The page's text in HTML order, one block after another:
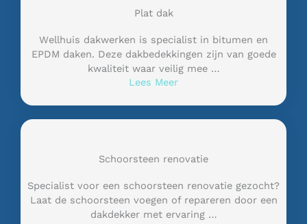
Plat dak
Wellhuis dakwerken is specialist in bitumen en
EPDM daken. Deze dakbedekkingen zijn van goede
kwaliteit waar veilig mee …
Lees Meer
Schoorsteen renovatie
Specialist voor een schoorsteen renovatie gezocht?
Laat de schoorsteen voegen of repareren door een
dakdekker met ervaring …